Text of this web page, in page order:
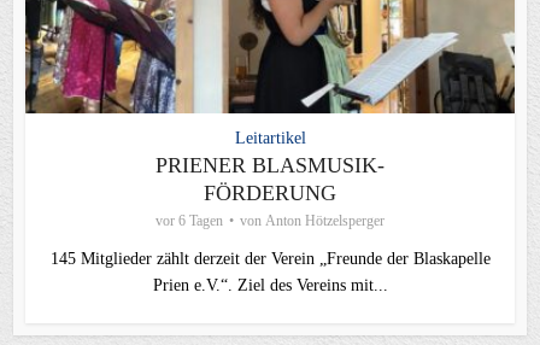
Leitartikel
PRIENER BLASMUSIK-
FÖRDERUNG
vor 6 Tagen von Anton Hötzelsperger
145 Mitglieder zählt derzeit der Verein „Freunde der Blaskapelle
Prien e.V.“. Ziel des Vereins mit...